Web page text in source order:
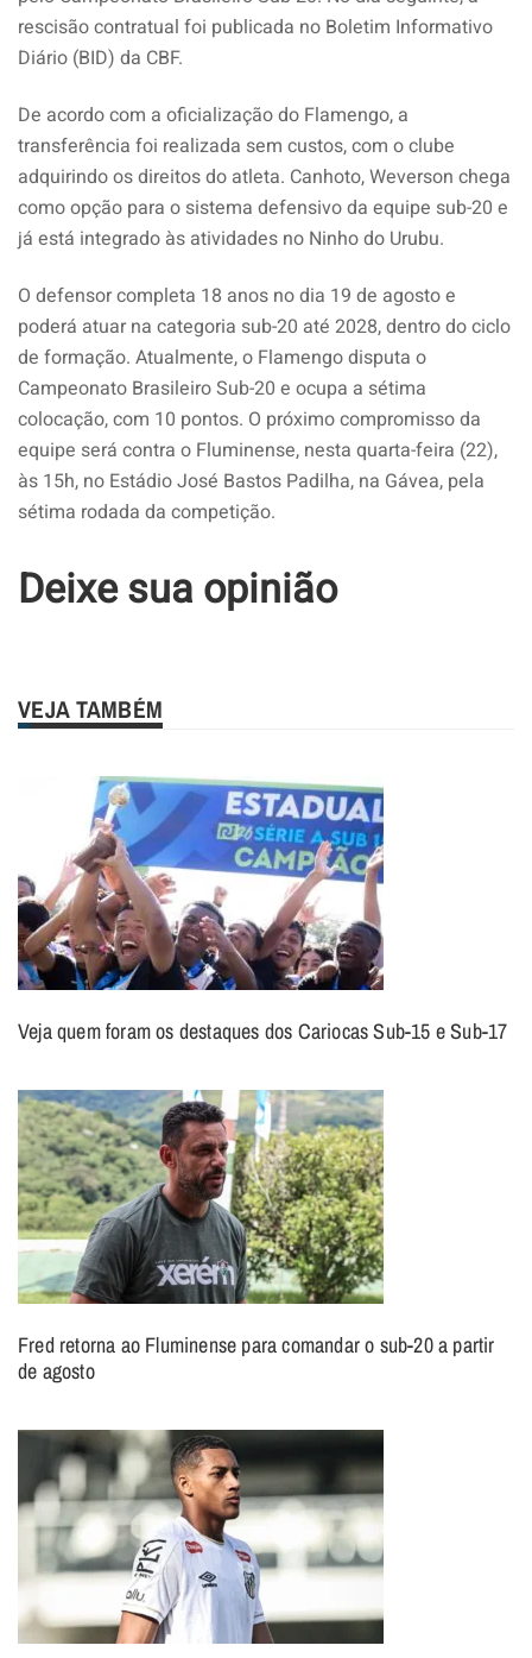
rescisão contratual foi publicada no Boletim Informativo
Diário (BID) da CBF.
De acordo com a oficialização do Flamengo, a
transferência foi realizada sem custos, com o clube
adquirindo os direitos do atleta. Canhoto, Weverson chega
como opção para o sistema defensivo da equipe sub-20 e
já está integrado às atividades no Ninho do Urubu.
O defensor completa 18 anos no dia 19 de agosto e
poderá atuar na categoria sub-20 até 2028, dentro do ciclo
de formação. Atualmente, o Flamengo disputa o
Campeonato Brasileiro Sub-20 e ocupa a sétima
colocação, com 10 pontos. O próximo compromisso da
equipe será contra o Fluminense, nesta quarta-feira (22),
às 15h, no Estádio José Bastos Padilha, na Gávea, pela
sétima rodada da competição.
Deixe sua opinião
VEJA TAMBÉM
Veja quem foram os destaques dos Cariocas Sub-15 e Sub-17
Fred retorna ao Fluminense para comandar o sub-20 a partir
de agosto